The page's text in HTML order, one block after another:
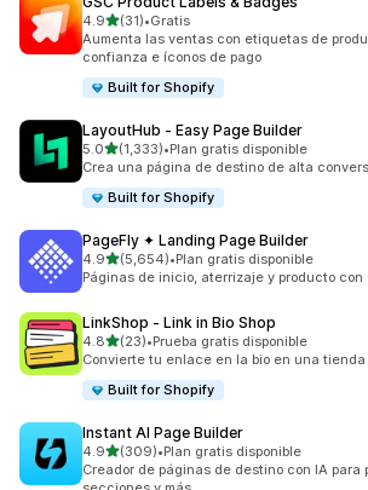
4.9de 5 estrellas
(31)
31 reseñas en total
•Gratis
Aumenta las ventas con etiquetas de
confianza e íconos de pago
Built for Shopify
LayoutHub ‑ Easy Page Builder
5.0de 5 estrellas
(1,333)
1333 reseñas en total
•Plan gratis disponible
Crea una página de destino de alta
Built for Shopify
PageFly ✦ Landing Page Builder
4.9de 5 estrellas
(5,654)
5654 reseñas en total
•Plan gratis disponible
Páginas de inicio, aterrizaje y producto con
LinkShop ‑ Link in Bio Shop
4.8de 5 estrellas
(23)
23 reseñas en total
•Prueba gratis disponible
Convierte tu enlace en la bio en una
Built for Shopify
Instant AI Page Builder
4.9de 5 estrellas
(309)
309 reseñas en total
•Plan gratis disponible
Creador de páginas de destino con IA para